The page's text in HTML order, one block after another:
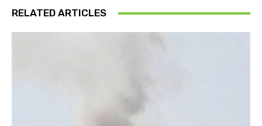
RELATED ARTICLES